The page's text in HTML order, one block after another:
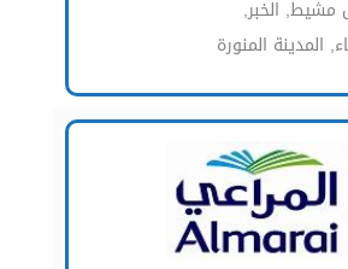
الخبر,
المدينة المنورة